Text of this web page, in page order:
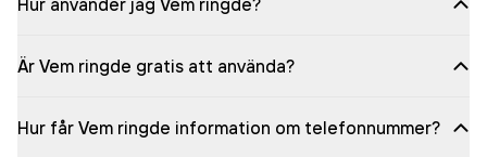
Hur använder jag Vem ringde?
Är Vem ringde gratis att använda?
Hur får Vem ringde information om telefonnummer?